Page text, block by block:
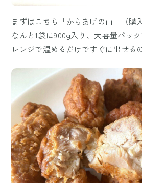
まずはこちら「からあげの山」（購
なんと1袋に900g入り、大容量パッ
レンジで温めるだけですぐに出せる